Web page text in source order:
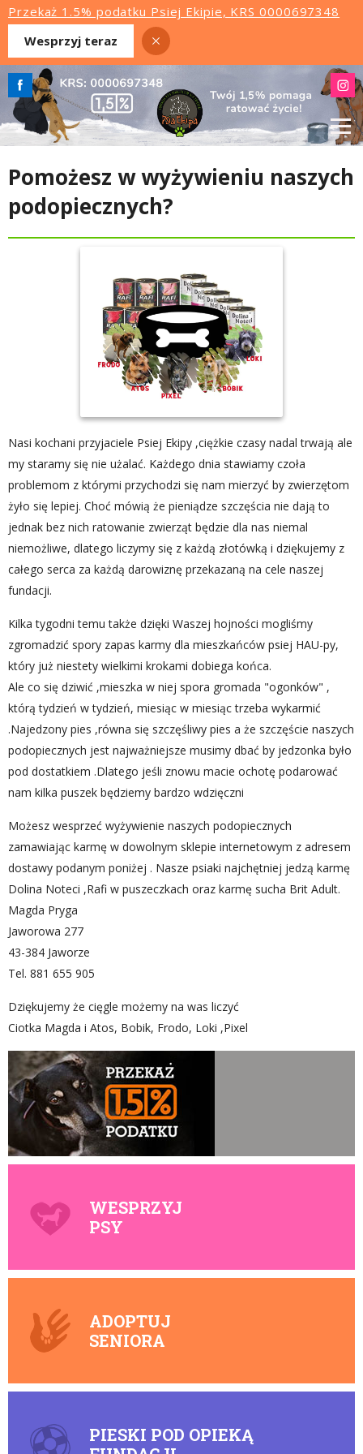
Przekaż 1.5% podatku Psiej Ekipie, KRS 0000697348
Wesprzyj teraz
Pomożesz w wyżywieniu naszych
podopiecznych?
Nasi kochani przyjaciele Psiej Ekipy ,ciężkie czasy nadal trwają ale
my staramy się nie użalać. Każdego dnia stawiamy czoła
problemom z którymi przychodzi się nam mierzyć by zwierzętom
żyło się lepiej. Choć mówią że pieniądze szczęścia nie dają to
jednak bez nich ratowanie zwierząt będzie dla nas niemal
niemożliwe, dlatego liczymy się z każdą złotówką i dziękujemy z
całego serca za każdą darowiznę przekazaną na cele naszej
fundacji.
Kilka tygodni temu także dzięki Waszej hojności mogliśmy
zgromadzić spory zapas karmy dla mieszkańców psiej HAU-py,
który już niestety wielkimi krokami dobiega końca.
Ale co się dziwić ,mieszka w niej spora gromada "ogonków" ,
którą tydzień w tydzień, miesiąc w miesiąc trzeba wykarmić
.Najedzony pies ,równa się szczęśliwy pies a że szczęście naszych
podopiecznych jest najważniejsze musimy dbać by jedzonka było
pod dostatkiem .Dlatego jeśli znowu macie ochotę podarować
nam kilka puszek będziemy bardzo wdzięczni
Możesz wesprzeć wyżywienie naszych podopiecznych
zamawiając karmę w dowolnym sklepie internetowym z adresem
dostawy podanym poniżej . Nasze psiaki najchętniej jedzą karmę
Dolina Noteci ,Rafi w puszeczkach oraz karmę sucha Brit Adult.
Magda Pryga
Jaworowa 277
43-384 Jaworze
Tel. 881 655 905
Dziękujemy że cięgle możemy na was liczyć
Ciotka Magda i Atos, Bobik, Frodo, Loki ,Pixel
WESPRZYJ
PSY
ADOPTUJ
SENIORA
PIESKI POD OPIEKĄ